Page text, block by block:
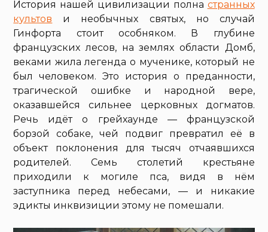
История нашей цивилизации полна странных
культов и необычных святых, но случай
Гинфорта стоит особняком. В глубине
французских лесов, на землях области Домб,
веками жила легенда о мученике, который не
был человеком. Это история о преданности,
трагической ошибке и народной вере,
оказавшейся сильнее церковных догматов.
Речь идёт о грейхаунде — французской
борзой собаке, чей подвиг превратил её в
объект поклонения для тысяч отчаявшихся
родителей. Семь столетий крестьяне
приходили к могиле пса, видя в нём
заступника перед небесами, — и никакие
эдикты инквизиции этому не помешали.